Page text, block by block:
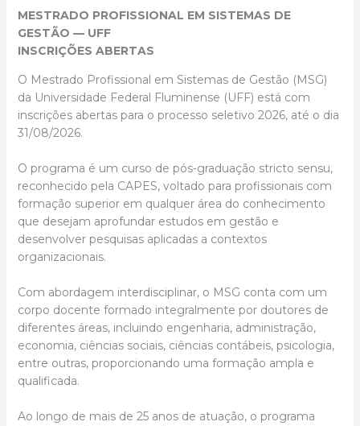
MESTRADO PROFISSIONAL EM SISTEMAS DE
GESTÃO — UFF
INSCRIÇÕES ABERTAS
O Mestrado Profissional em Sistemas de Gestão (MSG)
da Universidade Federal Fluminense (UFF) está com
inscrições abertas para o processo seletivo 2026, até o dia
31/08/2026.
O programa é um curso de pós-graduação stricto sensu,
reconhecido pela CAPES, voltado para profissionais com
formação superior em qualquer área do conhecimento
que desejam aprofundar estudos em gestão e
desenvolver pesquisas aplicadas a contextos
organizacionais.
Com abordagem interdisciplinar, o MSG conta com um
corpo docente formado integralmente por doutores de
diferentes áreas, incluindo engenharia, administração,
economia, ciências sociais, ciências contábeis, psicologia,
entre outras, proporcionando uma formação ampla e
qualificada.
Ao longo de mais de 25 anos de atuação, o programa